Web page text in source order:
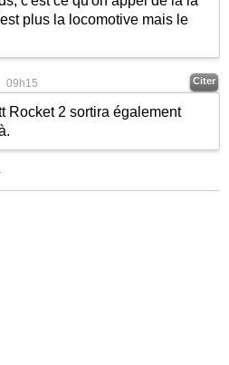
plus la locomotive mais le
09h15 Citer
Rocket 2 sortira également